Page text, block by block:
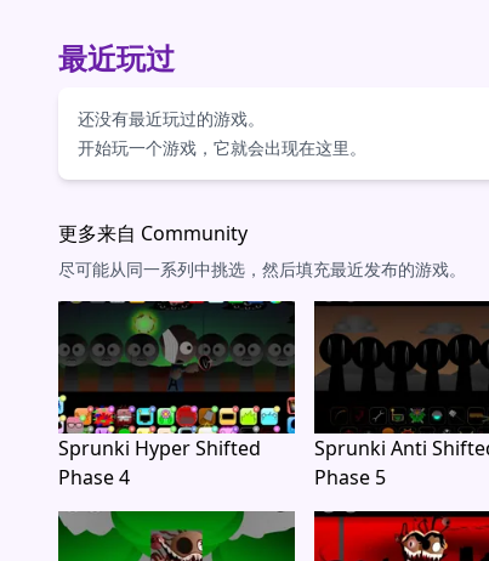
最近玩过
还没有最近玩过的游戏。
开始玩一个游戏，它就会出现在这里。